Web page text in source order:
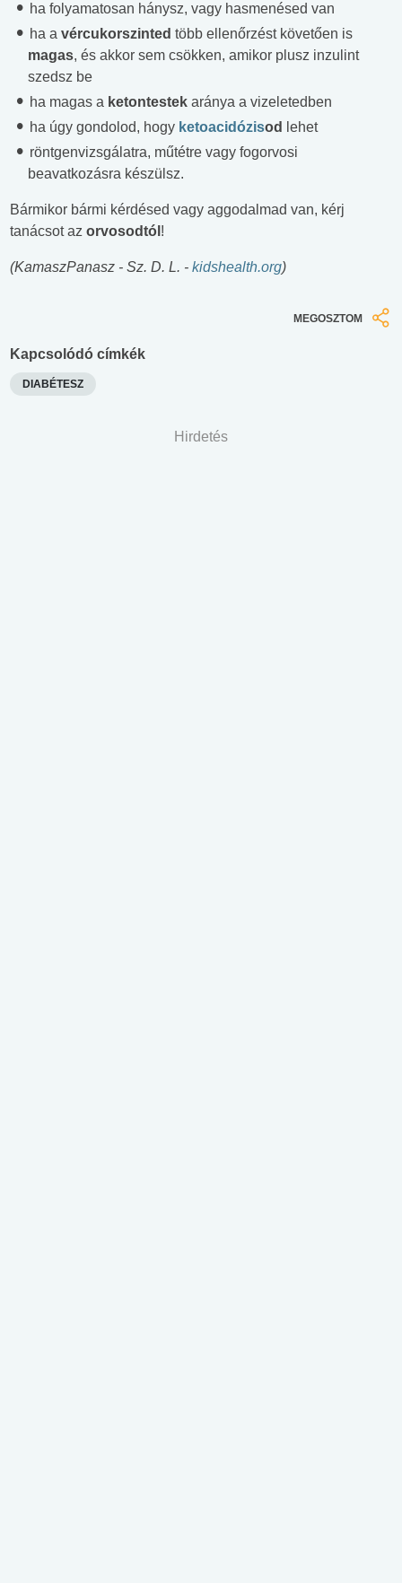
ha folyamatosan hánysz, vagy hasmenésed van
ha a vércukorszinted több ellenőrzést követően is
magas, és akkor sem csökken, amikor plusz inzulint
szedsz be
ha magas a ketontestek aránya a vizeletedben
ha úgy gondolod, hogy ketoacidózisod
lehet
röntgenvizsgálatra, műtétre vagy fogorvosi
beavatkozásra készülsz.
Bármikor bármi kérdésed vagy aggodalmad van, kérj
tanácsot az orvosodtól !
(KamaszPanasz - Sz. D. L. - kidshealth.org)
MEGOSZTOM
Kapcsolódó címkék
DIABÉTESZ
Hirdetés